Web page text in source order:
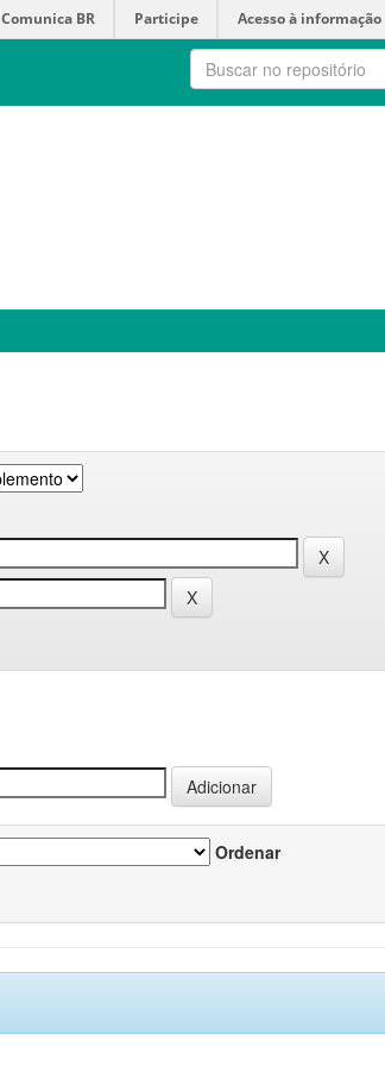
Comunica BR Participe Acesso à informação
Ordenar